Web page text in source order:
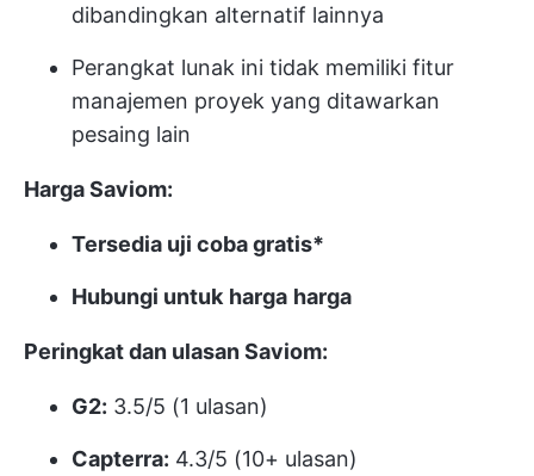
dibandingkan alternatif lainnya
Perangkat lunak ini tidak memiliki fitur
manajemen proyek yang ditawarkan
pesaing lain
Harga Saviom:
Tersedia uji coba gratis*
Hubungi untuk harga harga
Peringkat dan ulasan Saviom:
G2: 3.5/5 (1 ulasan)
Capterra: 4.3/5 (10+ ulasan)